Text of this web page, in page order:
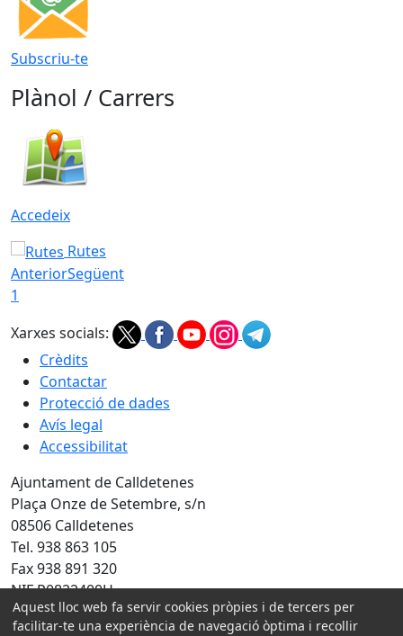
Subscriu-te
Plànol / Carrers
Accedeix
Rutes
AnteriorSegüent
1
Xarxes socials:
Crèdits
Contactar
Protecció de dades
Avís legal
Accessibilitat
Ajuntament de Calldetenes
Plaça Onze de Setembre, s/n
08506 Calldetenes
Tel. 938 863 105
Fax 938 891 320
NIF P0822400H
Amb la col·laboració de:
Aquest lloc web fa servir cookies pròpies i de tercers per
facilitar-te una experiència de navegació òptima i recollir